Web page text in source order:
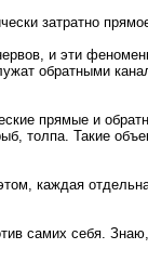
затратно
и эти
обратными
прямые и
толпа. Такие
каждая
самих себя.